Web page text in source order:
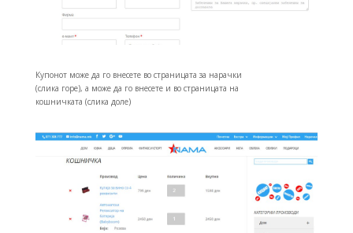
Купонот може да го внесете во страницата за нарачки
(слика горе), а може да го внесете и во страницата на
кошничката (слика доле)